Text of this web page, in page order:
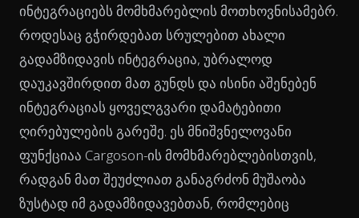
ინტეგრაციებს მომხმარებლის მოთხოვნისამებრ.
როდესაც გჭირდებათ სრულებით ახალი
გადამზიდავის ინტეგრაცია, უბრალოდ
დაუკავშირდით მათ გუნდს და ისინი აშენებენ
ინტეგრაციას ყოველგვარი დამატებითი
ღირებულების გარეშე. ეს მნიშვნელოვანი
ფუნქციაა Cargoson-ის მომხმარებლებისთვის,
რადგან მათ შეუძლიათ განაგრძონ მუშაობა
ზუსტად იმ გადამზიდავებთან, რომლებიც